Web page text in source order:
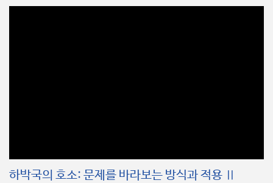
하박국의 호소: 문제를 바라보는 방식과 적용 Ⅱ